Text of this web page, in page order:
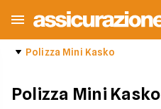
Polizza Mini Kasko
Polizza Mini Kasko